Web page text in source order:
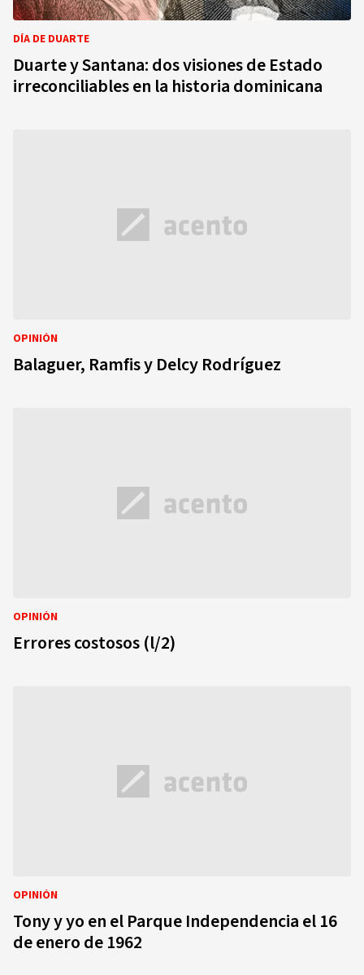
DÍA DE DUARTE
Duarte y Santana: dos visiones de Estado
irreconciliables en la historia dominicana
OPINIÓN
Balaguer, Ramfis y Delcy Rodríguez
OPINIÓN
Errores costosos (l/2)
OPINIÓN
Tony y yo en el Parque Independencia el 16
de enero de 1962